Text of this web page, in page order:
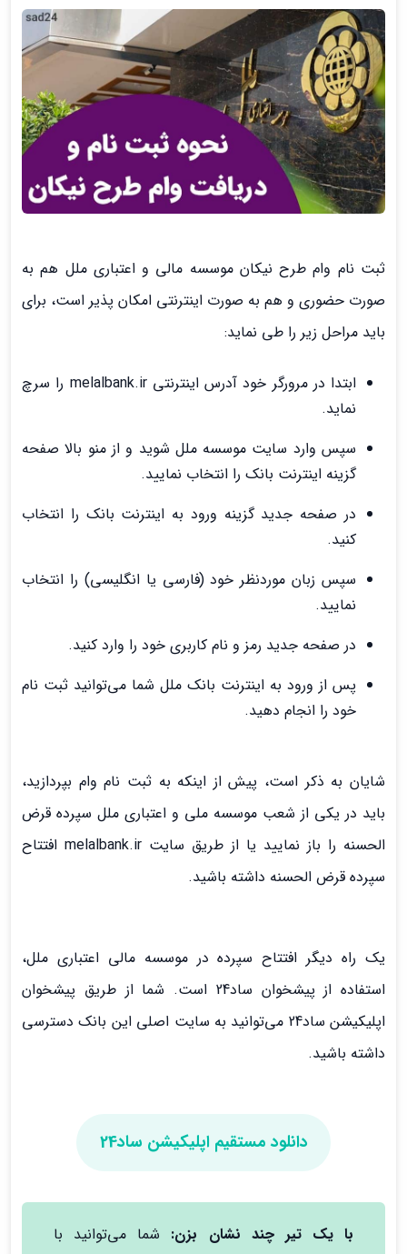
ثبت نام وام طرح نیکان موسسه مالی و اعتباری ملل هم به
صورت حضوری و هم به صورت اینترنتی امکان پذیر است، برای
باید مراحل زیر را طی نماید:
ابتدا در مرورگر خود آدرس اینترنتی melalbank.ir را سرچ
نماید.
سپس وارد سایت موسسه ملل شوید و از منو بالا صفحه
گزینه اینترنت بانک را انتخاب نمایید.
در صفحه جدید گزینه ورود به اینترنت بانک را انتخاب
کنید.
سپس زبان موردنظر خود (فارسی یا انگلیسی) را انتخاب
نمایید.
در صفحه جدید رمز و نام کاربری خود را وارد کنید.
پس از ورود به اینترنت بانک ملل شما می‌توانید ثبت نام
خود را انجام دهید.
شایان به ذکر است، پیش از اینکه به ثبت نام وام بپردازید،
باید در یکی از شعب موسسه ملی و اعتباری ملل سپرده قرض
الحسنه را باز نمایید یا از طریق سایت melalbank.ir افتتاح
سپرده قرض الحسنه داشته باشید.
یک راه دیگر افتتاح سپرده در موسسه مالی اعتباری ملل،
استفاده از پیشخوان ساد24 است. شما از طریق پیشخوان
اپلیکیشن ساد24 می‌توانید به سایت اصلی این بانک دسترسی
داشته باشید.
دانلود مستقیم اپلیکیشن ساد24
با یک تیر چند نشان بزن: شما می‌توانید با